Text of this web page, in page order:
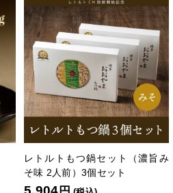
レトルトもつ鍋セット（濃旨み
そ味 2人前）3個セット